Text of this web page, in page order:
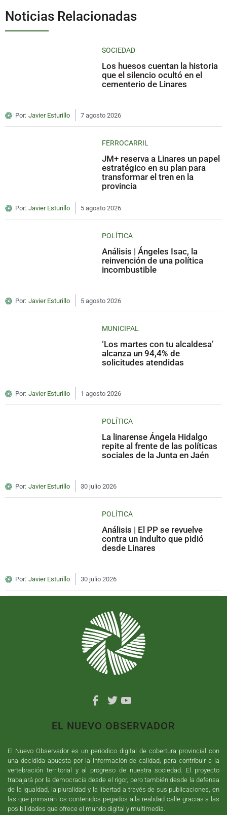
Noticias Relacionadas
SOCIEDAD
Los huesos cuentan la historia
que el silencio ocultó en el
cementerio de Linares
Por: Javier Esturillo 7 agosto 2026
FERROCARRIL
JM+ reserva a Linares un papel
estratégico en su plan para
transformar el tren en la
provincia
Por: Javier Esturillo 5 agosto 2026
POLÍTICA
Análisis | Ángeles Isac, la
reinvención de una política
incombustible
Por: Javier Esturillo 5 agosto 2026
MUNICIPAL
‘Los martes con tu alcaldesa’
alcanza un 94,4% de
solicitudes atendidas
Por: Javier Esturillo 1 agosto 2026
POLÍTICA
La linarense Ángela Hidalgo
repite al frente de las políticas
sociales de la Junta en Jaén
Por: Javier Esturillo 30 julio 2026
POLÍTICA
Análisis | El PP se revuelve
contra un indulto que pidió
desde Linares
Por: Javier Esturillo 30 julio 2026
EL NUEVO OBSERVADOR
El Nuevo Observador es un periodico digital de cobertura provincial con
una decidida apuesta por la información de calidad, para contribuir a la
vertebración territorial y al progreso de nuestra sociedad. El proyecto
trabajará por la democracia desde el rigor, pero también desde la defensa
de la igualdad, la pluralidad y la libertad a través de sus publicaciones, en
las que primarán los contenidos pegados a la realidad calle gracias a las
posibilidades que ofrece el mundo digital y multimedia.